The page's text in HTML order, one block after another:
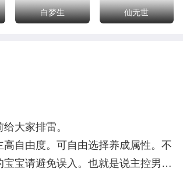
他，居然想……
很不幸宿主，黑化值爆表了。
聚一堂，你瑟瑟发抖。
。
界、魔界、佛界、鬼界、妖界、怪界
服之处）
白梦生 仙无世
大家排雷。
自由度。可自由选择养成属性。不
宝宝请避免误入。也就是说主控男，